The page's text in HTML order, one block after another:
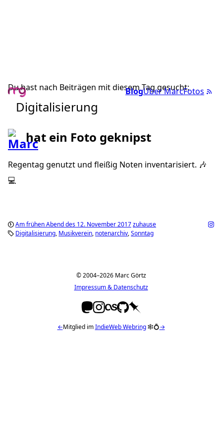
BlogÜber MarcFotos
Du hast nach Beiträgen mit diesem Tag gesucht:
Digitalisierung
hat ein Foto geknipst
Regentag genutzt und fleißig Noten inventarisiert. 🎶
💻
Am frühen Abend des 12. November 2017zuhause
Digitalisierung Musikverein notenarchiv Sonntag
© 2004–2026 Marc Görtz
Impressum & Datenschutz
←Mitglied imIndieWeb Webring🕸💍→